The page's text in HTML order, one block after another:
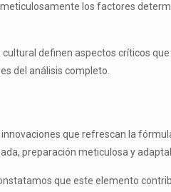
los factores
definen aspectos críticos
del análisis completo.
que refrescan la
preparación meticulosa y
que este elemento